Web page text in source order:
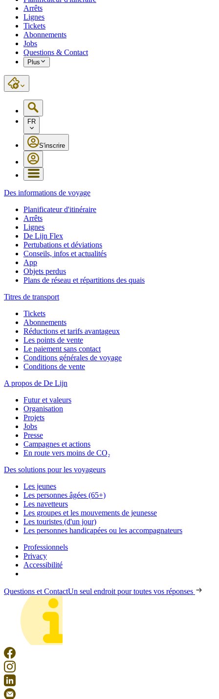
Arrêts
Lignes
Tickets
Abonnements
Jobs
Questions & Contact
Plus
FR
S'inscrire
Des informations de voyage
Planificateur d'itinéraire
Arrêts
Lignes
De Lijn Flex
Pertubations et déviations
Conseils, infos et actualités
App
Objets perdus
Plans de réseau et répartitions des quais
Titres de transport
Tickets
Abonnements
Réductions et tarifs avantageux
Les points de vente
Le paiement sans contact
Conditions générales de voyage
Conditions de vente
A propos de De Lijn
Futur et valeurs
Organisation
Projets
Jobs
Presse
Campagnes et actions
En route vers moins de CO₂
Des solutions pour les voyageurs
Les jeunes
Les personnes âgées (65+)
Les navetteurs
Les groupes et les mouvements de jeunesse
Les touristes (d'un jour)
Les personnes handicapées ou les accompagnateurs
Professionnels
Privacy
Accessibilité
Questions et ContactUn seul endroit pour toutes vos réponses